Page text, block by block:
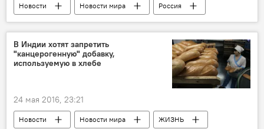
Новости Новости мира Россия
В Индии хотят запретить
"канцерогенную" добавку,
используемую в хлебе
24 мая 2016, 23:21
Новости Новости мира ЖИЗНЬ